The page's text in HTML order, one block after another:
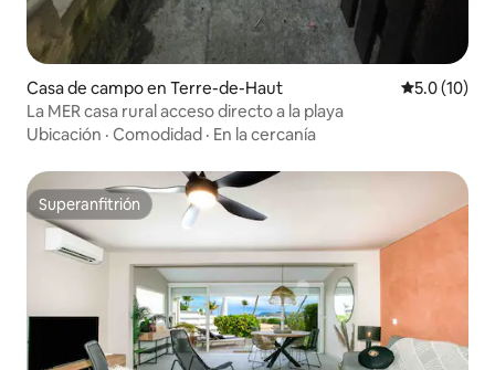
Casa de campo en Terre-de-Haut Calificación
5.0 (10)
La MER casa rural acceso directo a la playa
Ubicación · Comodidad · En la cercanía
Superanfitrión
Superanfitrión